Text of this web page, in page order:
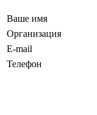
Ваше имя
Организация
E-mail
Телефон